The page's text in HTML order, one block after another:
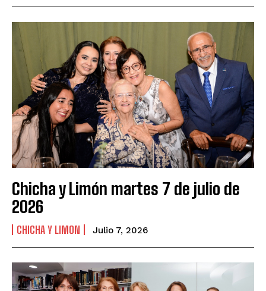
Chicha y Limón martes 7 de julio de
2026
CHICHA Y LIMON Julio 7, 2026